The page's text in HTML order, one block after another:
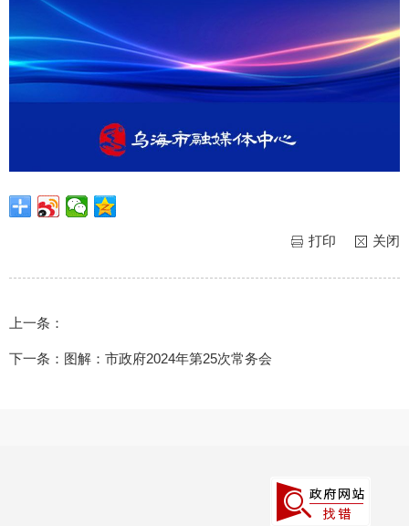
关闭
打印
上一条：
下一条： 图解：市政府2024年第25次常务会